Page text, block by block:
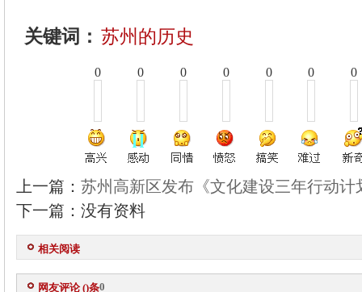
关键词： 苏州的历史
0 0 0 0 0 0 0
上一篇： 苏州高新区发布《文化建设三年行动计
下一篇：没有资料
相关阅读
网友评论 ( 0
)条